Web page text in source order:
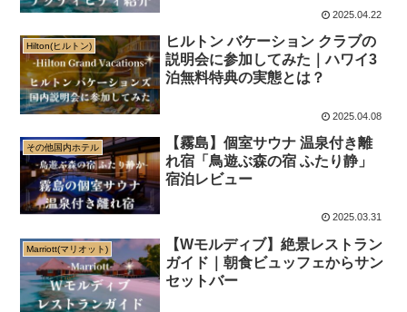
2025.04.22
Hilton(ヒルトン)
ヒルトン バケーション クラブの
説明会に参加してみた｜ハワイ3
泊無料特典の実態とは？
2025.04.08
その他国内ホテル
【霧島】個室サウナ 温泉付き離
れ宿「鳥遊ぶ森の宿 ふたり静」
宿泊レビュー
2025.03.31
Marriott(マリオット)
【Wモルディブ】絶景レストラン
ガイド｜朝食ビュッフェからサン
セットバー